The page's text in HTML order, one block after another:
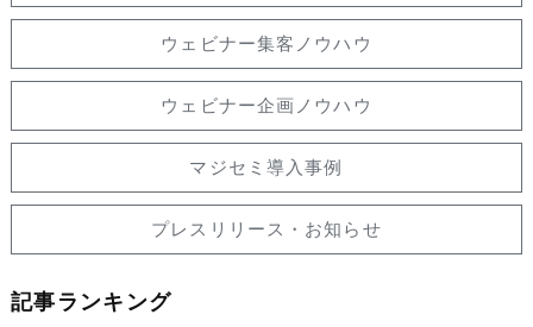
ウェビナー集客ノウハウ
ウェビナー企画ノウハウ
マジセミ導入事例
プレスリリース・お知らせ
記事ランキング